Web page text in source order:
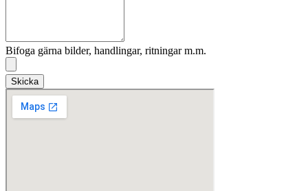
Bifoga gärna bilder, handlingar, ritningar m.m.
Skicka